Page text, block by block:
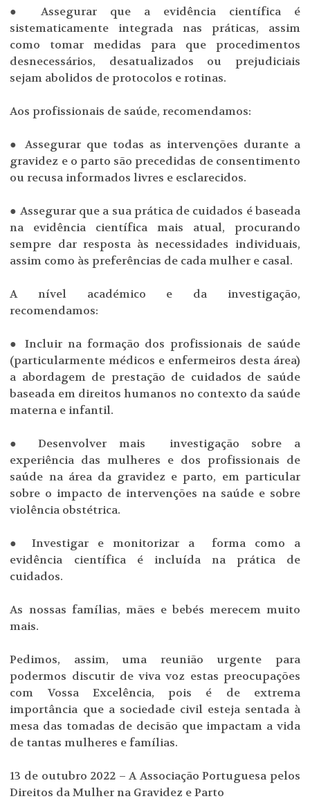
● Assegurar que a evidência científica é
sistematicamente integrada nas práticas, assim
como tomar medidas para que procedimentos
desnecessários, desatualizados ou prejudiciais
sejam abolidos de protocolos e rotinas.
Aos profissionais de saúde, recomendamos:
● Assegurar que todas as intervenções durante a
gravidez e o parto são precedidas de consentimento
ou recusa informados livres e esclarecidos.
● Assegurar que a sua prática de cuidados é baseada
na evidência científica mais atual, procurando
sempre dar resposta às necessidades individuais,
assim como às preferências de cada mulher e casal.
A nível académico e da investigação,
recomendamos:
● Incluir na formação dos profissionais de saúde
(particularmente médicos e enfermeiros desta área)
a abordagem de prestação de cuidados de saúde
baseada em direitos humanos no contexto da saúde
materna e infantil.
● Desenvolver mais investigação sobre a
experiência das mulheres e dos profissionais de
saúde na área da gravidez e parto, em particular
sobre o impacto de intervenções na saúde e sobre
violência obstétrica.
● Investigar e monitorizar a forma como a
evidência científica é incluída na prática de
cuidados.
As nossas famílias, mães e bebés merecem muito
mais.
Pedimos, assim, uma reunião urgente para
podermos discutir de viva voz estas preocupações
com Vossa Excelência, pois é de extrema
importância que a sociedade civil esteja sentada à
mesa das tomadas de decisão que impactam a vida
de tantas mulheres e famílias.
13 de outubro 2022 – A Associação Portuguesa pelos
Direitos da Mulher na Gravidez e Parto